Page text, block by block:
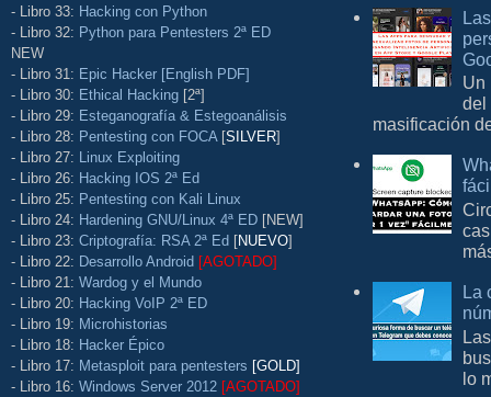
- Libro 33: Hacking con Python
- Libro 32: Python para Pentesters 2ª ED
NEW
- Libro 31: Epic Hacker [English PDF]
- Libro 30: Ethical Hacking [2ª]
- Libro 29: Esteganografía & Estegoanálisis
- Libro 28: Pentesting con FOCA [SILVER]
- Libro 27: Linux Exploiting
- Libro 26: Hacking IOS 2ª Ed
- Libro 25: Pentesting con Kali Linux
- Libro 24: Hardening GNU/Linux 4ª ED [NEW]
- Libro 23: Criptografía: RSA 2ª Ed [NUEVO]
- Libro 22: Desarrollo Android [AGOTADO]
- Libro 21: Wardog y el Mundo
- Libro 20: Hacking VoIP 2ª ED
- Libro 19: Microhistorias
- Libro 18: Hacker Épico
- Libro 17: Metasploit para pentesters [GOLD]
- Libro 16: Windows Server 2012 [AGOTADO]
Un
del
masificación
La
lo